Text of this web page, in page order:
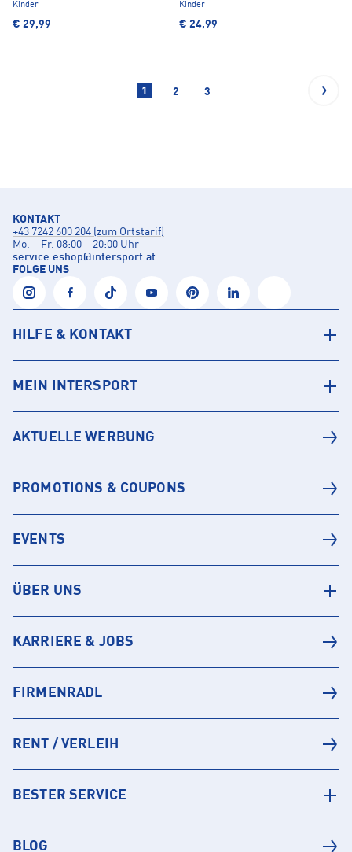
Kinder
€ 29,99
Kinder
€ 24,99
1 2 3
KONTAKT
+43 7242 600 204 (zum Ortstarif)
Mo. – Fr. 08:00 – 20:00 Uhr
service.eshop@intersport.at
FOLGE UNS
HILFE & KONTAKT
MEIN INTERSPORT
AKTUELLE WERBUNG
PROMOTIONS & COUPONS
EVENTS
ÜBER UNS
KARRIERE & JOBS
FIRMENRADL
RENT / VERLEIH
BESTER SERVICE
BLOG